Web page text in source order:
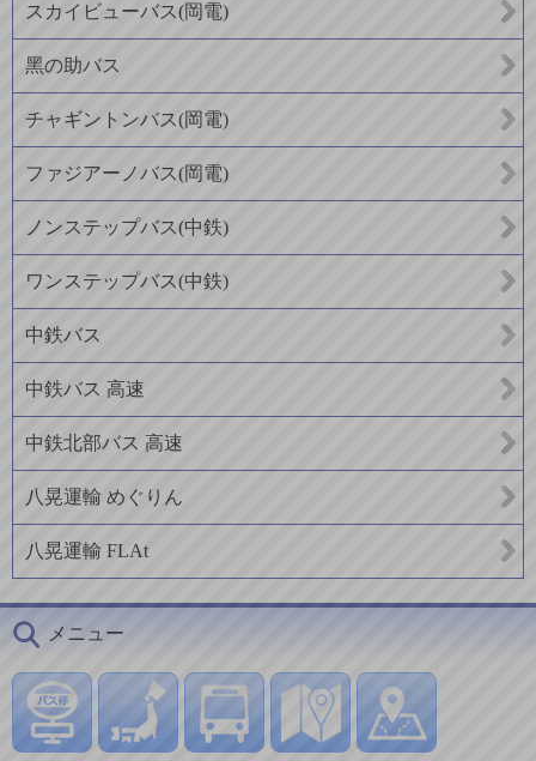
スカイビューバス(岡電)
黑の助バス
チャギントンバス(岡電)
ファジアーノバス(岡電)
ノンステップバス(中鉄)
ワンステップバス(中鉄)
中鉄バス
中鉄バス 高速
中鉄北部バス 高速
八晃運輸 めぐりん
八晃運輸 FLAt
メニュー